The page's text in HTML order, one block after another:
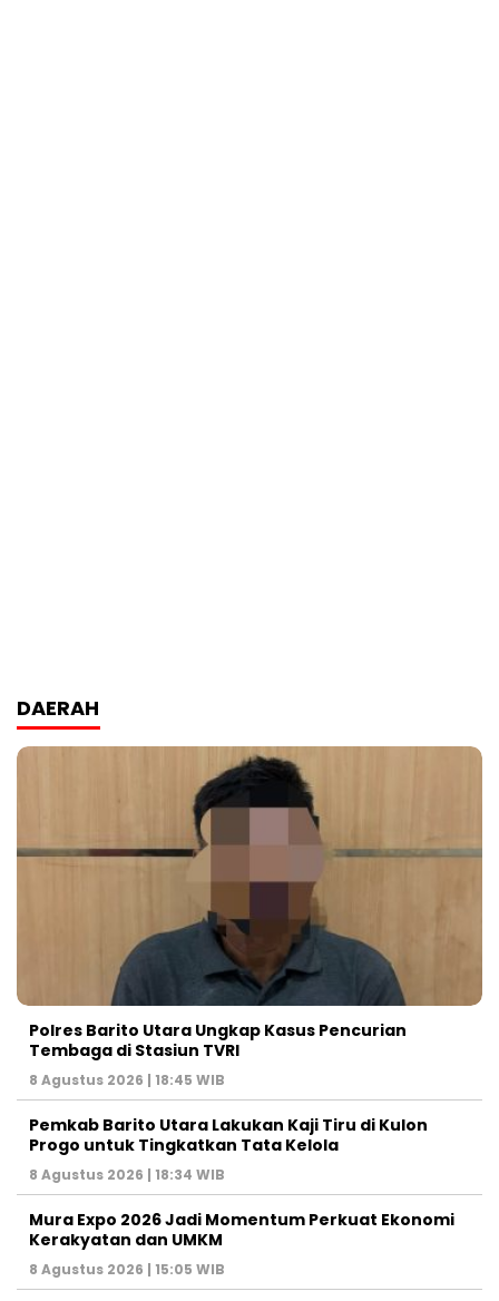
DAERAH
Polres Barito Utara Ungkap Kasus Pencurian
Tembaga di Stasiun TVRI
8 Agustus 2026 | 18:45 WIB
Pemkab Barito Utara Lakukan Kaji Tiru di Kulon
Progo untuk Tingkatkan Tata Kelola
8 Agustus 2026 | 18:34 WIB
Mura Expo 2026 Jadi Momentum Perkuat Ekonomi
Kerakyatan dan UMKM
8 Agustus 2026 | 15:05 WIB